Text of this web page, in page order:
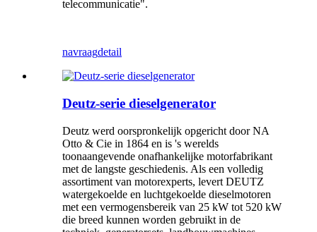
telecommunicatie".
navraagdetail
Deutz-serie dieselgenerator
Deutz werd oorspronkelijk opgericht door NA
Otto & Cie in 1864 en is 's werelds
toonaangevende onafhankelijke motorfabrikant
met de langste geschiedenis. Als een volledig
assortiment van motorexperts, levert DEUTZ
watergekoelde en luchtgekoelde dieselmotoren
met een vermogensbereik van 25 kW tot 520 kW
die breed kunnen worden gebruikt in de